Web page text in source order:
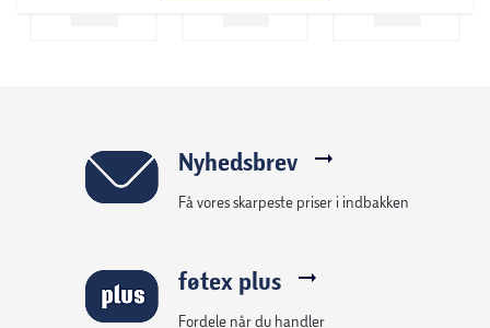
Nyhedsbrev
Få vores skarpeste priser i indbakken
føtex plus
Fordele når du handler